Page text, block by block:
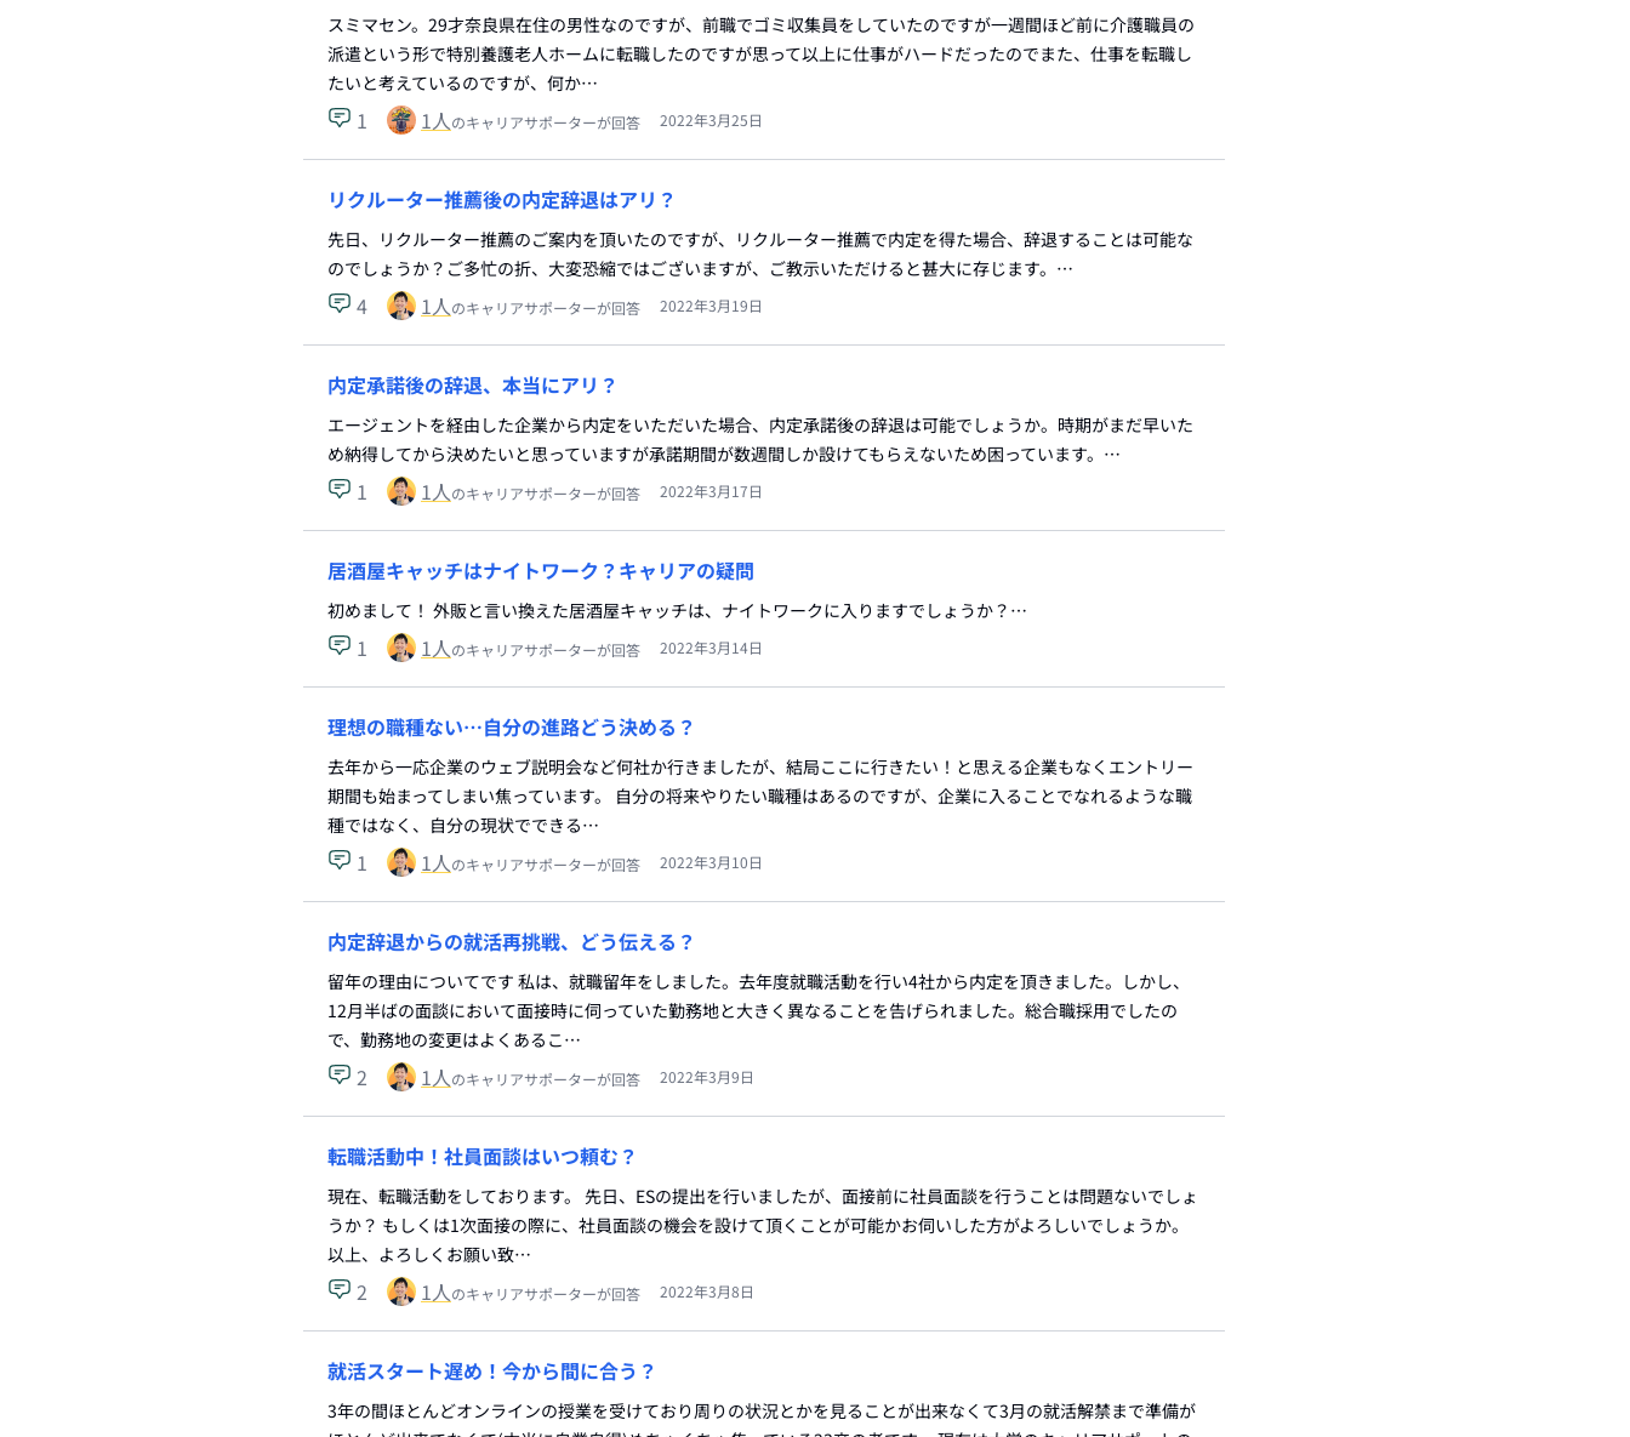
スミマセン。29才奈良県在住の男性なのですが、前職でゴミ収集員をしていたのですが一週間ほど前に介護職員の
派遣という形で特別養護老人ホームに転職したのですが思って以上に仕事がハードだったのでまた、仕事を転職し
たいと考えているのですが、何か…
1 1人のキャリアサポーターが回答 2022年3月25日
リクルーター推薦後の内定辞退はアリ？
先日、リクルーター推薦のご案内を頂いたのですが、リクルーター推薦で内定を得た場合、辞退することは可能な
のでしょうか？ご多忙の折、大変恐縮ではございますが、ご教示いただけると甚大に存じます。…
4 1人のキャリアサポーターが回答 2022年3月19日
内定承諾後の辞退、本当にアリ？
エージェントを経由した企業から内定をいただいた場合、内定承諾後の辞退は可能でしょうか。時期がまだ早いた
め納得してから決めたいと思っていますが承諾期間が数週間しか設けてもらえないため困っています。…
1 1人のキャリアサポーターが回答 2022年3月17日
居酒屋キャッチはナイトワーク？キャリアの疑問
初めまして！ 外販と言い換えた居酒屋キャッチは、ナイトワークに入りますでしょうか？…
1 1人のキャリアサポーターが回答 2022年3月14日
理想の職種ない…自分の進路どう決める？
去年から一応企業のウェブ説明会など何社か行きましたが、結局ここに行きたい！と思える企業もなくエントリー
期間も始まってしまい焦っています。 自分の将来やりたい職種はあるのですが、企業に入ることでなれるような職
種ではなく、自分の現状でできる…
1 1人のキャリアサポーターが回答 2022年3月10日
内定辞退からの就活再挑戦、どう伝える？
留年の理由についてです 私は、就職留年をしました。去年度就職活動を行い4社から内定を頂きました。しかし、
12月半ばの面談において面接時に伺っていた勤務地と大きく異なることを告げられました。総合職採用でしたの
で、勤務地の変更はよくあるこ…
2 1人のキャリアサポーターが回答 2022年3月9日
転職活動中！社員面談はいつ頼む？
現在、転職活動をしております。 先日、ESの提出を行いましたが、面接前に社員面談を行うことは問題ないでしょ
うか？ もしくは1次面接の際に、社員面談の機会を設けて頂くことが可能かお伺いした方がよろしいでしょうか。
以上、よろしくお願い致…
2 1人のキャリアサポーターが回答 2022年3月8日
就活スタート遅め！今から間に合う？
3年の間ほとんどオンラインの授業を受けており周りの状況とかを見ることが出来なくて3月の就活解禁まで準備が